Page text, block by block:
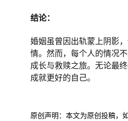
结论：
婚姻虽曾因出轨蒙上阴影
情。然而，每个人的情况
成长与救赎之旅。无论最
成就更好的自己。
原创声明：本文为原创投稿，